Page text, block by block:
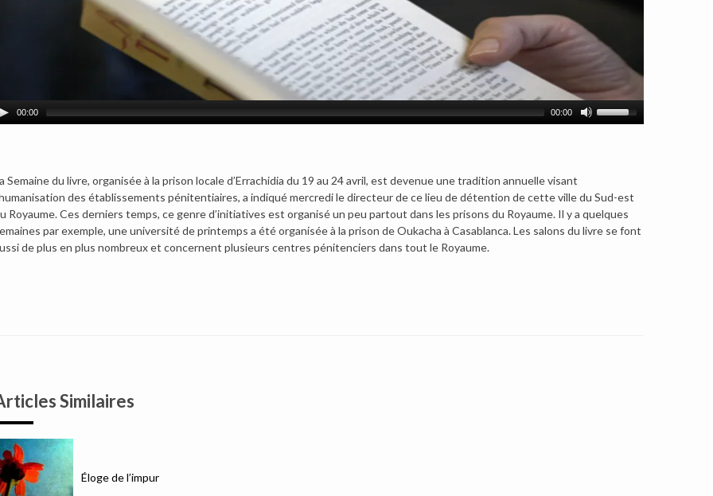
00:00 00:00
Semaine du livre, organisée à la prison locale d’Errachidia du 19 au 24 avril, est devenue une tradition annuelle visant
des établissements pénitentiaires, a indiqué mercredi le directeur de ce lieu de détention de cette ville du Sud-est
Royaume.Ces derniers temps, ce genre d’initiatives est organisé un peu partout dans les prisons du Royaume. Il y a quelques
par exemple, une université de printemps a été organisée à la prison de Oukacha à Casablanca. Les salons du livre se font
de plus en plus nombreux et concernent plusieurs centres pénitenciers dans tout le Royaume.
Similaires
Éloge de l’impur